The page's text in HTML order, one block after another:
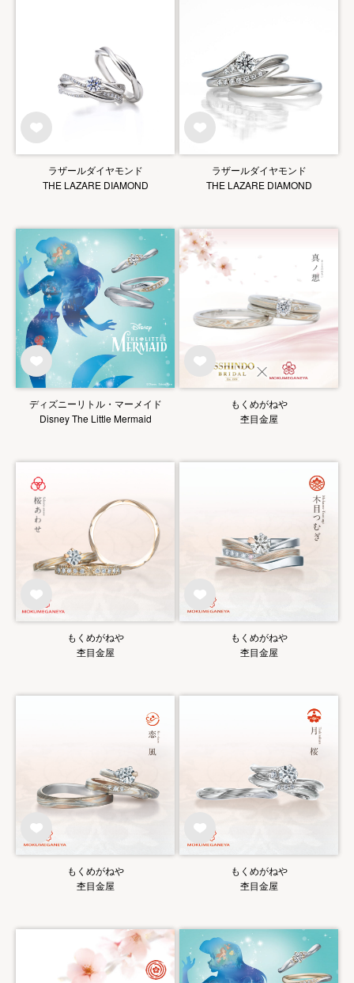
ラザールダイヤモンド
THE LAZARE DIAMOND
ラザールダイヤモンド
THE LAZARE DIAMOND
ディズニーリトル・マーメイド
Disney The Little Mermaid
もくめがねや
杢目金屋
もくめがねや
杢目金屋
もくめがねや
杢目金屋
もくめがねや
杢目金屋
もくめがねや
杢目金屋